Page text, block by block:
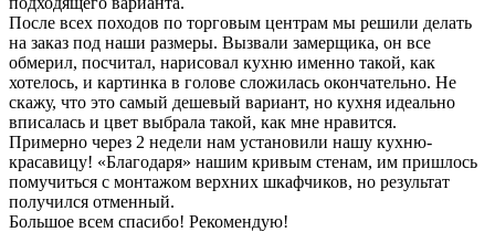
После всех походов по торговым центрам мы решили делать
на заказ под наши размеры. Вызвали замерщика, он все
обмерил, посчитал, нарисовал кухню именно такой, как
хотелось, и картинка в голове сложилась окончательно. Не
скажу, что это самый дешевый вариант, но кухня идеально
вписалась и цвет выбрала такой, как мне нравится.
Примерно через 2 недели нам установили нашу кухню-
красавицу! «Благодаря» нашим кривым стенам, им пришлось
помучиться с монтажом верхних шкафчиков, но результат
получился отменный.
Большое всем спасибо! Рекомендую!